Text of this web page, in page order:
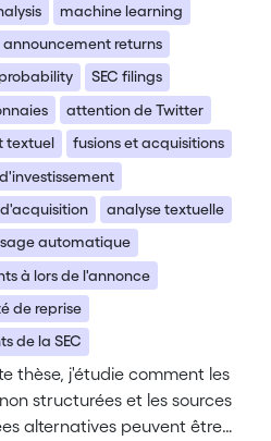
machine learning
announcement returns
SEC filings
attention de Twitter
textuel
fusions et acquisitions
analyse textuelle
automatique
à lors de l'annonce
de reprise
de la SEC
thèse, j'étudie comment les
structurées et les sources
alternatives peuvent être